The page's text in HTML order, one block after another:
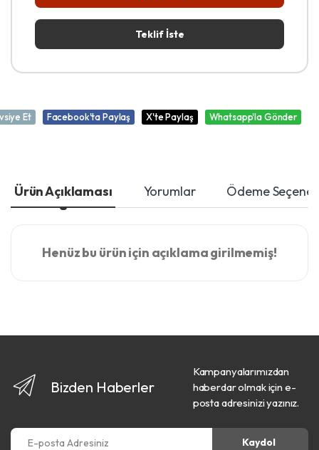
Teklif İste
Et Facebook'ta Paylaş X'te Paylaş Whatsapp'la Gönder
Ürün Açıklaması Yorumlar Ödeme
Henüz bu ürün için açıklama girilmemiş!
Bizden Haberler
Kampanyalarımızdan
haberdar olmak için e-
posta adresinizi yazınız.
E-posta Adresiniz
Kaydol